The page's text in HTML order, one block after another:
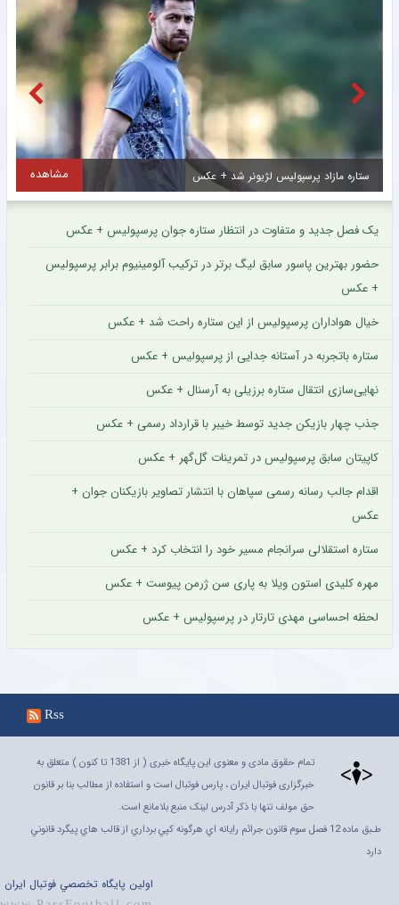
ستاره مازاد پرسپولیس لژیونر شد + عکس مشاهده
یک فصل جدید و متفاوت در انتظار ستاره جوان پرسپولیس + عکس
حضور بهترین پاسور سابق لیگ برتر در ترکیب آلومینیوم برابر پرسپولیس
+ عکس
خیال هواداران پرسپولیس از این ستاره راحت شد + عکس
ستاره باتجربه در آستانه جدایی از پرسپولیس + عکس
نهایی‌سازی انتقال ستاره برزیلی به آرسنال + عکس
جذب چهار بازیکن جدید توسط خیبر با قرارداد رسمی + عکس
کاپیتان سابق پرسپولیس در تمرینات گل‌گهر + عکس
اقدام جالب رسانه رسمی سپاهان با انتشار تصاویر بازیکنان جوان +
عکس
ستاره استقلالی سرانجام مسیر خود را انتخاب کرد + عکس
مهره کلیدی استون ویلا به پاری سن ژرمن پیوست + عکس
لحظه احساسی مهدی تارتار در پرسپولیس + عکس
Rss
تمام حقوق مادی و معنوی این پایگاه خبری ( از 1381 تا کنون ) متعلق به
خبرگزاری فوتبال ایران ، پارس فوتبال است و استفاده از مطالب بنا بر قانون
حق مولف تنها با ذکر آدرس لینک منبع بلامانع است.
طـبق ماده 12 فصل سوم قانون جرائم رايانه اي هرگونه کپي برداري از قالب هاي پيگرد قانوني
دارد
اولين پايگاه تخصصي فوتبال ايران